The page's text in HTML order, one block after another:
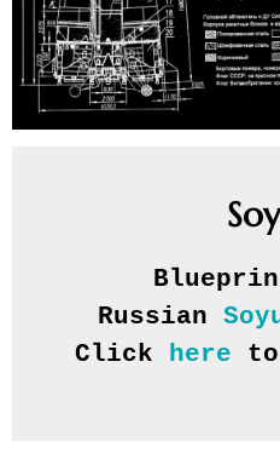
Russian
Click here